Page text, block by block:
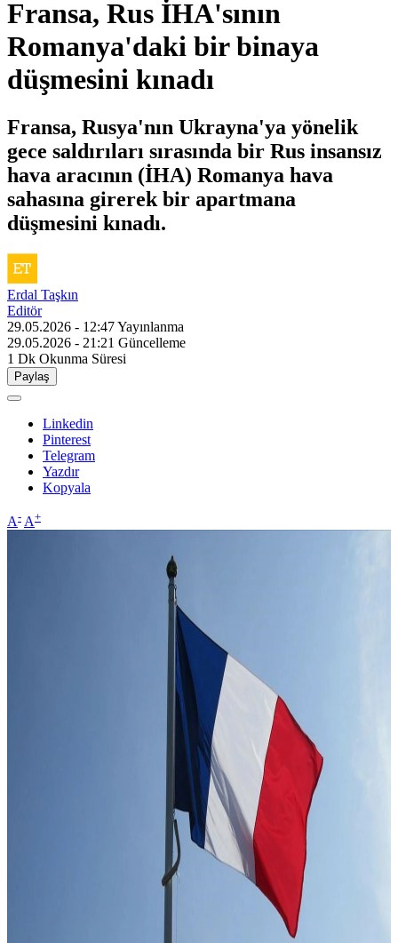
Fransa, Rus İHA'sının
Romanya'daki bir binaya
düşmesini kınadı
Fransa, Rusya'nın Ukrayna'ya yönelik
gece saldırıları sırasında bir Rus insansız
hava aracının (İHA) Romanya hava
sahasına girerek bir apartmana
düşmesini kınadı.
Erdal Taşkın
Editör
29.05.2026 - 12:47Yayınlanma
29.05.2026 - 21:21 Güncelleme
1 Dk Okunma Süresi
Paylaş
Linkedin
Pinterest
Telegram
Yazdır
Kopyala
A- A+